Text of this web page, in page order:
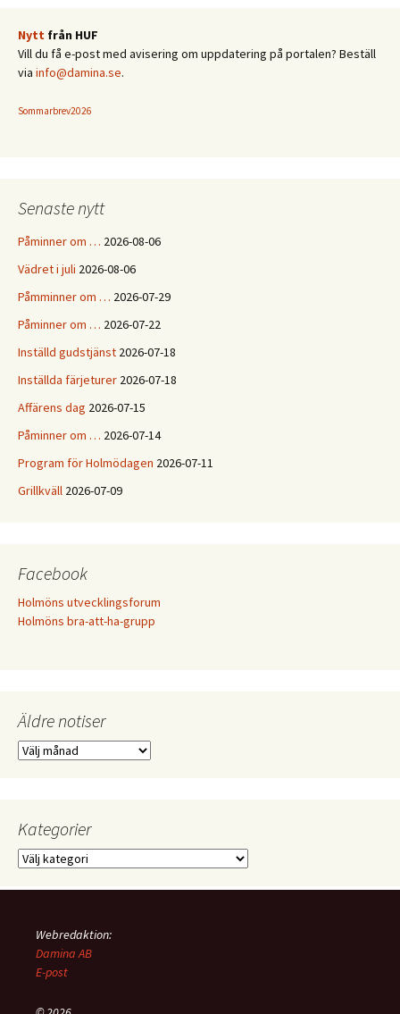
Nytt från HUF
Vill du få e-post med avisering om uppdatering på portalen? Beställ
via info@damina.se.
Sommarbrev2026
Senaste nytt
Påminner om … 2026-08-06
Vädret i juli 2026-08-06
Påmminner om … 2026-07-29
Påminner om … 2026-07-22
Inställd gudstjänst 2026-07-18
Inställda färjeturer 2026-07-18
Affärens dag 2026-07-15
Påminner om … 2026-07-14
Program för Holmödagen 2026-07-11
Grillkväll 2026-07-09
Facebook
Holmöns utvecklingsforum
Holmöns bra-att-ha-grupp
Äldre notiser
Äldre
Kategorier
Kategorier
Webredaktion:
Damina AB
E-post